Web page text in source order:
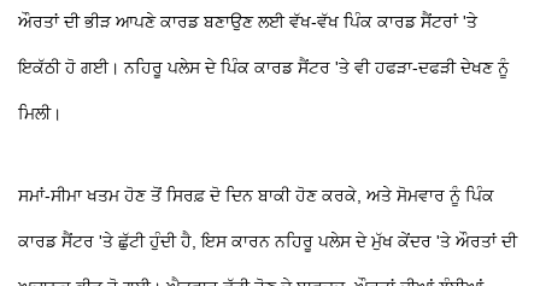
ਔਰਤਾਂ ਦੀ ਭੀੜ ਆਪਣੇ ਕਾਰਡ ਬਣਾਉਣ ਲਈ ਵੱਖ-ਵੱਖ ਪਿੰਕ ਕਾਰਡ ਸੈਂਟਰਾਂ 'ਤੇ
ਇਕੱਠੀ ਹੋ ਗਈ। ਨਹਿਰੂ ਪਲੇਸ ਦੇ ਪਿੰਕ ਕਾਰਡ ਸੈਂਟਰ 'ਤੇ ਵੀ ਹਫੜਾ-ਦਫੜੀ ਦੇਖਣ ਨੂੰ
ਮਿਲੀ।
ਸਮਾਂ-ਸੀਮਾ ਖਤਮ ਹੋਣ ਤੋਂ ਸਿਰਫ਼ ਦੋ ਦਿਨ ਬਾਕੀ ਹੋਣ ਕਰਕੇ, ਅਤੇ ਸੋਮਵਾਰ ਨੂੰ ਪਿੰਕ
ਕਾਰਡ ਸੈਂਟਰ 'ਤੇ ਛੁੱਟੀ ਹੁੰਦੀ ਹੈ, ਇਸ ਕਾਰਨ ਨਹਿਰੂ ਪਲੇਸ ਦੇ ਮੁੱਖ ਕੇਂਦਰ 'ਤੇ ਔਰਤਾਂ ਦੀ